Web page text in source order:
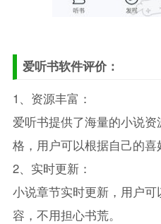
爱听书软件评价：
1、资源丰富：
爱听书提供了海量的小说
格，用户可以根据自己的喜
2、实时更新：
小说章节实时更新，用户
容，不用担心书荒。